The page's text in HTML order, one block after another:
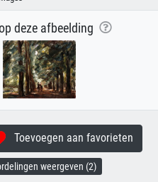
deze afbeelding
Toevoegen aan favorieten
weergeven (2)